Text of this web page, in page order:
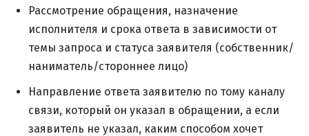
Рассмотрение обращения, назначение
исполнителя и срока ответа в зависимости от
темы запроса и статуса заявителя (собственник/
наниматель/стороннее лицо)
Направление ответа заявителю по тому каналу
связи, который он указал в обращении, а если
заявитель не указал, каким способом хочет